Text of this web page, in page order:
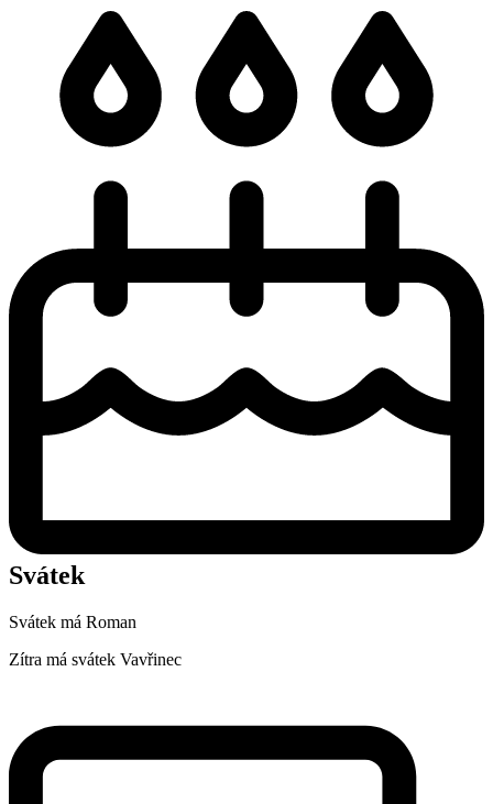
Svátek
Svátek má Roman
Zítra má svátek Vavřinec